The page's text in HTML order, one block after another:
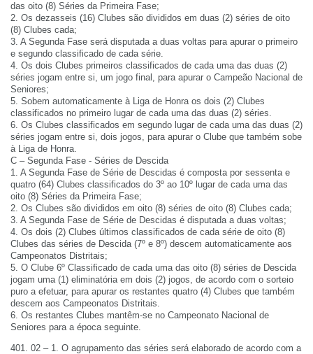
das oito (8) Séries da Primeira Fase;
2. Os dezasseis (16) Clubes são divididos em duas (2) séries de oito
(8) Clubes cada;
3. A Segunda Fase será disputada a duas voltas para apurar o primeiro
e segundo classificado de cada série.
4. Os dois Clubes primeiros classificados de cada uma das duas (2)
séries jogam entre si, um jogo final, para apurar o Campeão Nacional de
Seniores;
5. Sobem automaticamente à Liga de Honra os dois (2) Clubes
classificados no primeiro lugar de cada uma das duas (2) séries.
6. Os Clubes classificados em segundo lugar de cada uma das duas (2)
séries jogam entre si, dois jogos, para apurar o Clube que também sobe
à Liga de Honra.
C – Segunda Fase - Séries de Descida
1. A Segunda Fase de Série de Descidas é composta por sessenta e
quatro (64) Clubes classificados do 3º ao 10º lugar de cada uma das
oito (8) Séries da Primeira Fase;
2. Os Clubes são divididos em oito (8) séries de oito (8) Clubes cada;
3. A Segunda Fase de Série de Descidas é disputada a duas voltas;
4. Os dois (2) Clubes últimos classificados de cada série de oito (8)
Clubes das séries de Descida (7º e 8º) descem automaticamente aos
Campeonatos Distritais;
5. O Clube 6º Classificado de cada uma das oito (8) séries de Descida
jogam uma (1) eliminatória em dois (2) jogos, de acordo com o sorteio
puro a efetuar, para apurar os restantes quatro (4) Clubes que também
descem aos Campeonatos Distritais.
6. Os restantes Clubes mantêm-se no Campeonato Nacional de
Seniores para a época seguinte.
401. 02 – 1. O agrupamento das séries será elaborado de acordo com a